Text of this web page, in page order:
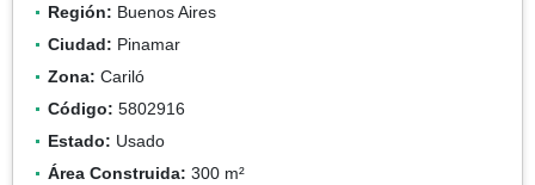
Región: Buenos Aires
Ciudad: Pinamar
Zona: Cariló
Código: 5802916
Estado: Usado
Área Construida: 300 m²